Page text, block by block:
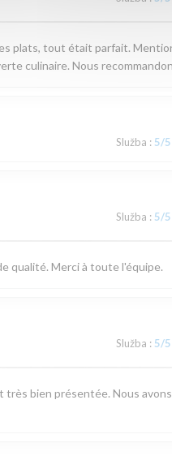
plats, tout était parfait.
culinaire. Nous
Služba : 5/5
Služba : 5/5
qualité. Merci à toute l'équipe.
Služba : 5/5
bien présentée. Nous avons